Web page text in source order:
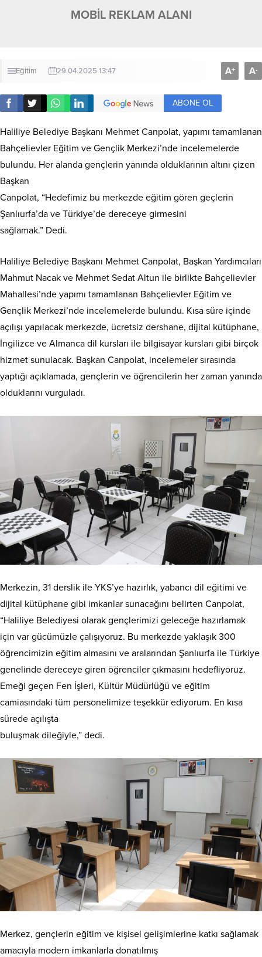
MOBİL REKLAM ALANI
Eğitim 29.04.2025 13:47 A+ A-
ABONE OL
Haliliye Belediye Başkanı Mehmet Canpolat, yapımı tamamlanan
Bahçelievler Eğitim ve Gençlik Merkezi’nde incelemelerde
bulundu. Her alanda gençlerin yanında olduklarının altını çizen
Başkan
Canpolat, “Hedefimiz bu merkezde eğitim gören geçlerin
Şanlıurfa’da ve Türkiye’de dereceye girmesini
sağlamak.” Dedi.
Haliliye Belediye Başkanı Mehmet Canpolat, Başkan Yardımcıları
Mahmut Nacak ve Mehmet Sedat Altun ile birlikte Bahçelievler
Mahallesi’nde yapımı tamamlanan Bahçelievler Eğitim ve
Gençlik Merkezi’nde incelemelerde bulundu. Kısa süre içinde
açılışı yapılacak merkezde, ücretsiz dershane, dijital kütüphane,
İngilizce ve Almanca dil kursları ile bilgisayar kursları gibi birçok
hizmet sunulacak. Başkan Canpolat, incelemeler sırasında
yaptığı açıklamada, gençlerin ve öğrencilerin her zaman yanında
olduklarını vurguladı.
Merkezin, 31 derslik ile YKS’ye hazırlık, yabancı dil eğitimi ve
dijital kütüphane gibi imkanlar sunacağını belirten Canpolat,
“Haliliye Belediyesi olarak gençlerimizi geleceğe hazırlamak
için var gücümüzle çalışıyoruz. Bu merkezde yaklaşık 300
öğrencimizin eğitim almasını ve aralarından Şanlıurfa ile Türkiye
genelinde dereceye giren öğrenciler çıkmasını hedefliyoruz.
Emeği geçen Fen İşleri, Kültür Müdürlüğü ve eğitim
camiasındaki tüm personelimize teşekkür ediyorum. En kısa
sürede açılışta
buluşmak dileğiyle,” dedi.
Merkez, gençlerin eğitim ve kişisel gelişimlerine katkı sağlamak
amacıyla modern imkanlarla donatılmış